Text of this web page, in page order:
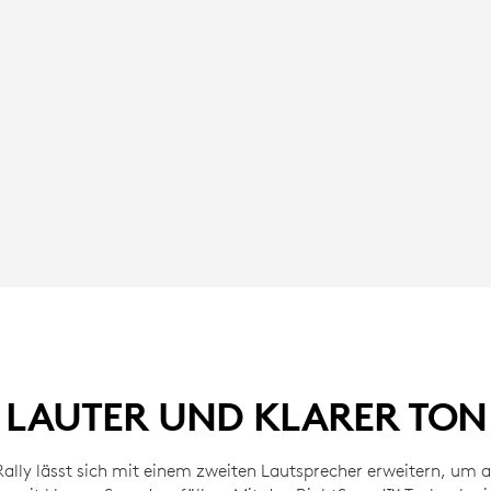
LAUTER UND KLARER TON
lässt sich mit einem zweiten Lautsprecher erweitern, um